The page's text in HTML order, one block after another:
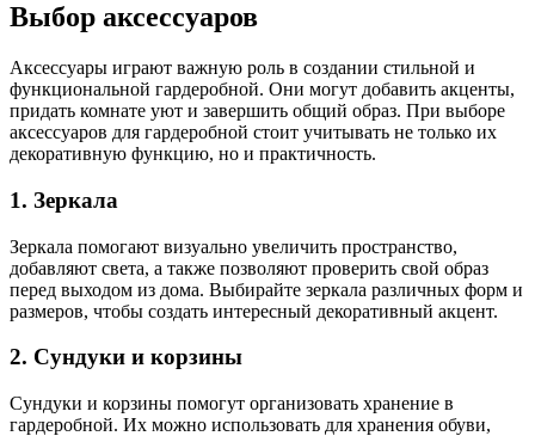
Выбор аксессуаров
Аксессуары играют важную роль в создании стильной и
функциональной гардеробной. Они могут добавить акценты,
придать комнате уют и завершить общий образ. При выборе
аксессуаров для гардеробной стоит учитывать не только их
декоративную функцию, но и практичность.
1. Зеркала
Зеркала помогают визуально увеличить пространство,
добавляют света, а также позволяют проверить свой образ
перед выходом из дома. Выбирайте зеркала различных форм и
размеров, чтобы создать интересный декоративный акцент.
2. Сундуки и корзины
Сундуки и корзины помогут организовать хранение в
гардеробной. Их можно использовать для хранения обуви,